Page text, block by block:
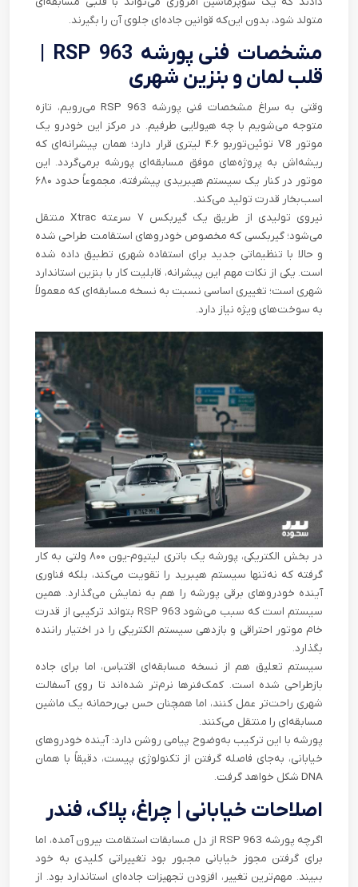
متولد شود، بدون این‌که قوانین جاده‌ای جلوی آن را بگیرند.
مشخصات فنیپورشه 963 RSP
قلب لمان و بنزین شهری
وقتی به سراغ مشخصات فنی پورشه 963 RSP می‌رویم، تازه
متوجه می‌شویم با چه هیولایی طرفیم. در مرکز این خودرو یک
موتور V8 توئین‌توربو ۴.۶ لیتری قرار دارد؛ همان پیشرانه‌ای که
ریشه‌اش به پروژه‌های موفق مسابقه‌ای پورشه برمی‌گردد. این
موتور در کنار یک سیستم هیبریدی پیشرفته، مجموعاً حدود ۶۸۰
اسب‌بخار قدرت تولید می‌کند.
نیروی تولیدی از طریق یک گیربکس ۷ سرعته Xtrac منتقل
می‌شود؛ گیربکسی که مخصوص خودروهای استقامت طراحی شده
و حالا با تنظیماتی جدید برای استفاده شهری تطبیق داده شده
است. یکی از نکات مهم این پیشرانه، قابلیت کار با بنزین استاندارد
شهری است؛ تغییری اساسی نسبت به نسخه مسابقه‌ای که معمولاً
به سوخت‌های ویژه نیاز دارد.
در بخش الکتریکی، پورشه یک باتری لیتیوم-یون ۸۰۰ ولتی به کار
گرفته که نه‌تنها سیستم هیبرید را تقویت می‌کند، بلکه فناوری
آینده‌ خودروهای برقی پورشه را هم به نمایش می‌گذارد. همین
سیستم است که سبب می‌شود 963 RSP بتواند ترکیبی از قدرت
خام موتور احتراقی و بازدهی سیستم الکتریکی را در اختیار راننده
بگذارد.
سیستم تعلیق هم از نسخه مسابقه‌ای اقتباس، اما برای جاده
بازطراحی شده است. کمک‌فنرها نرم‌تر شده‌اند تا روی آسفالت
شهری راحت‌تر عمل کنند، اما همچنان حس بی‌رحمانه‌ یک ماشین
مسابقه‌ای را منتقل می‌کنند.
پورشه با این ترکیب به‌وضوح پیامی روشن دارد: آینده خودروهای
خیابانی، به‌جای فاصله گرفتن از تکنولوژی پیست، دقیقاً با همان
DNA شکل خواهد گرفت.
اصلاحات خیابانی | چراغ، پلاک، فندر
اگرچه پورشه 963 RSP از دل مسابقات استقامت بیرون آمده، اما
برای گرفتن مجوز خیابانی مجبور بود تغییراتی کلیدی به خود
ببیند. مهم‌ترین تغییر، افزودن تجهیزات جاده‌ای استاندارد بود. از